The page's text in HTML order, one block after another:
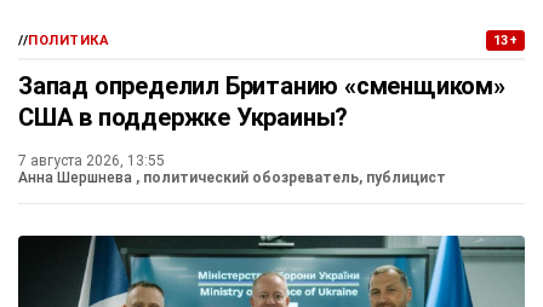
//ПОЛИТИКА 13+
Запад определил Британию «сменщиком»
США в поддержке Украины?
7 августа 2026, 13:55
Анна Шершнева , политический обозреватель, публицист